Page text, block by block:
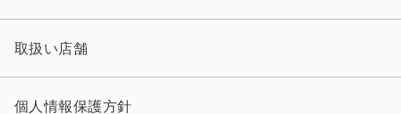
取扱い店舗
個人情報保護方針